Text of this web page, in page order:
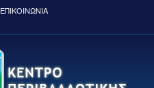
ΕΠΙΚΟΙΝΩΝΙΑ